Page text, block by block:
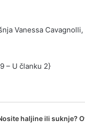
Vanessa
– U članku 2}
haljine ili suknje?